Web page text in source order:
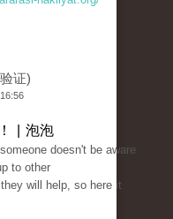
证)
| 泡泡
doesn't be aware
to other
will help, so here it